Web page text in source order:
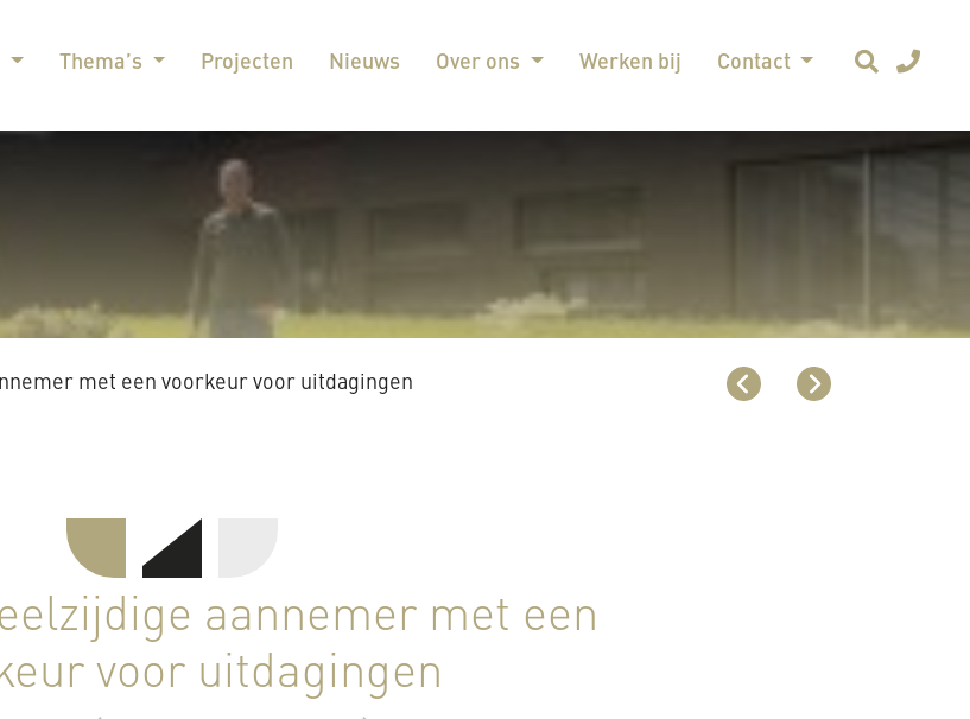
Thema’s Projecten Nieuws Over ons Werken bij Contact
met een voorkeur voor uitdagingen
aannemer met een
voor uitdagingen